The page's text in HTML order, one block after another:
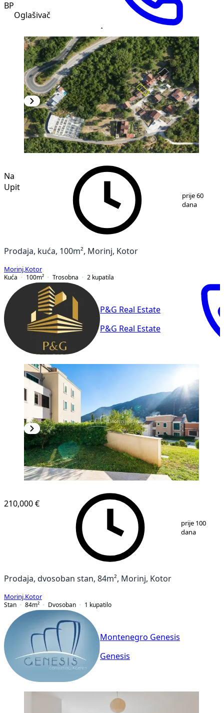
BP
Oglašivač
20
Na
Upit
prije 60
dana
Prodaja, kuća, 100m², Morinj, Kotor
Morinj Kotor
Kuća
100m² Trosobna 2 kupatila
P&G Real Estate
P&G Real Estate
1 15
210,000 €
prije 100
dana
Prodaja, dvosoban stan, 84m², Morinj, Kotor
Morinj Kotor
Stan
84m² Dvosoban 1 kupatilo
Montenegro Genesis
Genesis